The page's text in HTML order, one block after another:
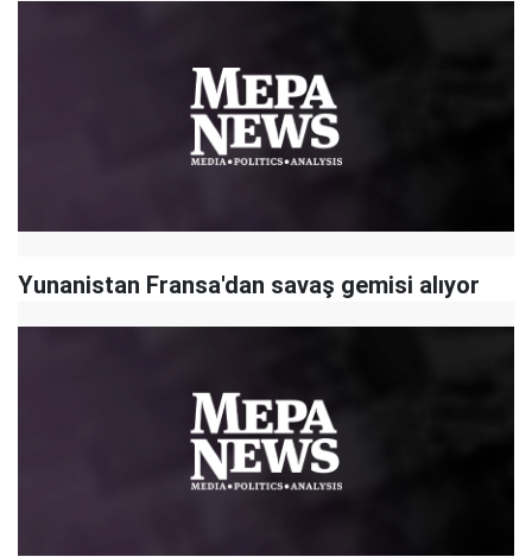
Yunanistan Fransa'dan savaş gemisi alıyor